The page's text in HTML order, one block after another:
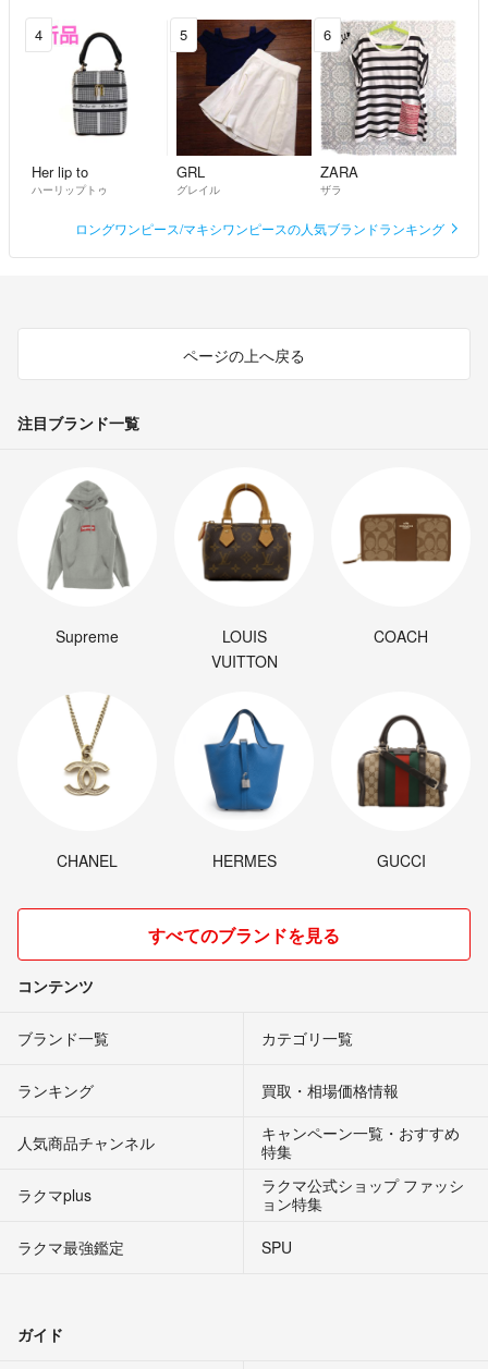
4
Her lip to
ハーリップトゥ
5
GRL
グレイル
6
ZARA
ザラ
ロングワンピース/マキシワンピースの人気ブランドランキング
ページの上へ戻る
注目ブランド一覧
Supreme
LOUIS
VUITTON
COACH
CHANEL HERMES GUCCI
すべてのブランドを見る
コンテンツ
ブランド一覧 カテゴリ一覧
ランキング 買取・相場価格情報
人気商品チャンネル
キャンペーン一覧・おすすめ
特集
ラクマplus
ラクマ公式ショップ ファッシ
ョン特集
ラクマ最強鑑定
SPU
ガイド